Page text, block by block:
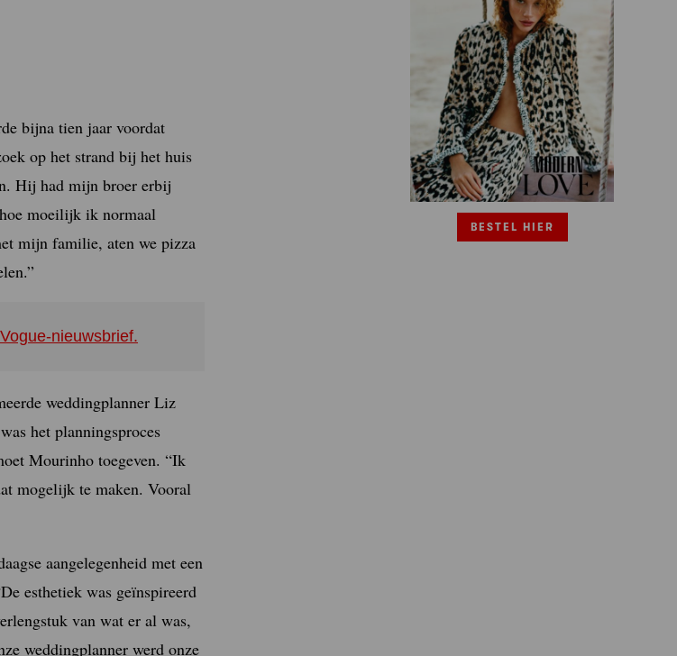
bijna tien jaar voordat
op het strand bij het huis
Hij had mijn broer erbij
moeilijk ik normaal
mijn familie, aten we pizza
nieuwsbrief.
weddingplanner Liz
het planningsproces
Mourinho toegeven. “Ik
mogelijk te maken. Vooral
aangelegenheid met een
esthetiek was geïnspireerd
van wat er al was,
weddingplanner werd onze
BESTEL HIER